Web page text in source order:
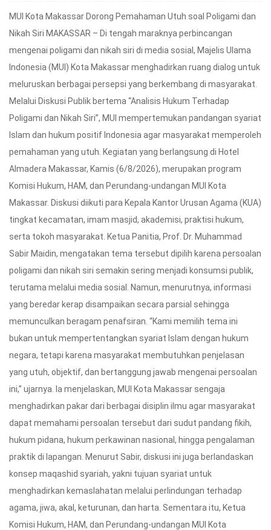
MUI Kota Makassar Dorong Pemahaman Utuh soal Poligami dan
Nikah Siri MAKASSAR – Di tengah maraknya perbincangan
mengenai poligami dan nikah siri di media sosial, Majelis Ulama
Indonesia (MUI) Kota Makassar menghadirkan ruang dialog untuk
meluruskan berbagai persepsi yang berkembang di masyarakat.
Melalui Diskusi Publik bertema “Analisis Hukum Terhadap
Poligami dan Nikah Siri”, MUI mempertemukan pandangan syariat
Islam dan hukum positif Indonesia agar masyarakat memperoleh
pemahaman yang utuh. Kegiatan yang berlangsung di Hotel
Almadera Makassar, Kamis (6/8/2026), merupakan program
Komisi Hukum, HAM, dan Perundang-undangan MUI Kota
Makassar. Diskusi diikuti para Kepala Kantor Urusan Agama (KUA)
tingkat kecamatan, imam masjid, akademisi, praktisi hukum,
serta tokoh masyarakat. Ketua Panitia, Prof. Dr. Muhammad
Sabir Maidin, mengatakan tema tersebut dipilih karena persoalan
poligami dan nikah siri semakin sering menjadi konsumsi publik,
terutama melalui media sosial. Namun, menurutnya, informasi
yang beredar kerap disampaikan secara parsial sehingga
memunculkan beragam penafsiran. “Kami memilih tema ini
bukan untuk mempertentangkan syariat Islam dengan hukum
negara, tetapi karena masyarakat membutuhkan penjelasan
yang utuh, objektif, dan bertanggung jawab mengenai persoalan
ini,” ujarnya. Ia menjelaskan, MUI Kota Makassar sengaja
menghadirkan pakar dari berbagai disiplin ilmu agar masyarakat
dapat memahami persoalan tersebut dari sudut pandang fikih,
hukum pidana, hukum perkawinan nasional, hingga pengalaman
praktik di lapangan. Menurut Sabir, diskusi ini juga berlandaskan
konsep maqashid syariah, yakni tujuan syariat untuk
menghadirkan kemaslahatan melalui perlindungan terhadap
agama, jiwa, akal, keturunan, dan harta. Sementara itu, Ketua
Komisi Hukum, HAM, dan Perundang-undangan MUI Kota